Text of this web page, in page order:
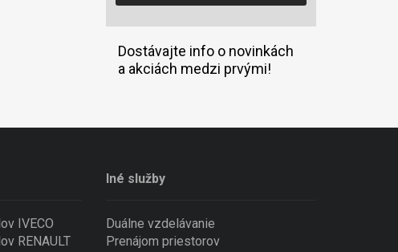
Dostávajte info o novinkách
a akciách medzi prvými!
IVECO
RENAULT
Iné služby
Duálne vzdelávanie
Prenájom priestorov